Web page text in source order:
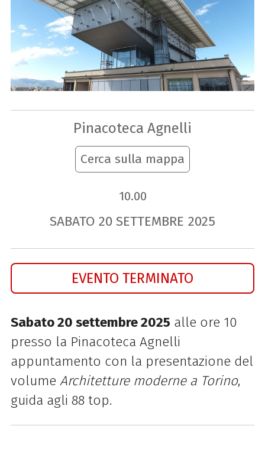
Pinacoteca Agnelli
Cerca sulla mappa
10.00
SABATO 20 SETTEMBRE 2025
EVENTO TERMINATO
Sabato 20 settembre 2025 alle ore 10
presso la Pinacoteca Agnelli
appuntamento con la presentazione del
volume Architetture moderne a Torino,
guida agli 88 top.